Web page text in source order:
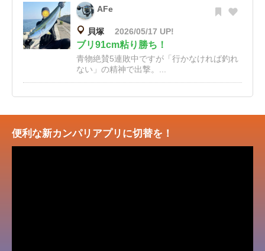
AFe
貝塚 2026/05/17 UP!
ブリ91cm粘り勝ち！
青物絶賛5連敗中ですが「行かなければ釣れ
ない」の精神で出撃。...
便利な新カンパリアプリに切替を！